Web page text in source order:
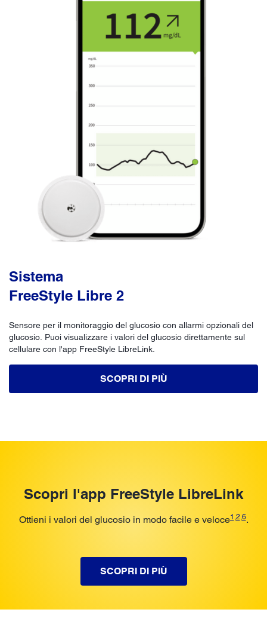
Sistema
FreeStyle Libre 2
Sensore per il monitoraggio del glucosio con allarmi opzionali del
glucosio. Puoi visualizzare i valori del glucosio direttamente sul
cellulare con l'app FreeStyle LibreLink.
SCOPRI DI PIÙ
Scopri l'app FreeStyle LibreLink
Ottieni i valori del glucosio in modo facile e veloce1 ,2,6.
SCOPRI DI PIÙ